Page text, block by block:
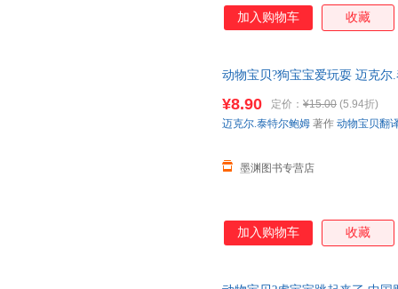
加入购物车 收藏
动物宝贝?狗宝宝爱玩耍 迈克
咨询在线客服！
¥8.90 定价： ¥15.00 (5.94折)
墨渊图书专营店
迈克尔.泰特尔鲍姆 著作 动物宝贝翻
加入购物车 收藏